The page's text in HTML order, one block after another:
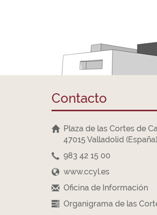
Contacto
Plaza de las Cortes de
47015 Valladolid (España)
983 42 15 00
www.ccyl.es
Oficina de Información
Organigrama de las